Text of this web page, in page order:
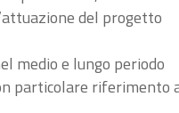
del progetto
medio e lungo periodo
particolare riferimento